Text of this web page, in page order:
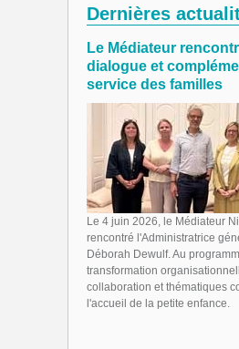
Dernières
Le Médiateur
dialogue et
service des familles
Le 4 juin 2026, le Médiateur
rencontré l'Administratrice
Déborah Dewulf. Au
transformation
collaboration et thématiques
l'accueil de la petite enfance.